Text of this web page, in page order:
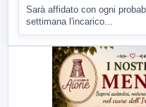
Sarà affidato con ogni
settimana l'incarico...